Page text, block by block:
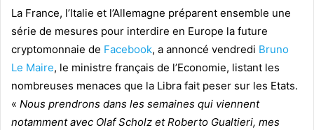
La France, l’Italie et l’Allemagne préparent ensemble une
série de mesures pour interdire en Europe la future
cryptomonnaie de Facebook, a annoncé vendredi Bruno
Le Maire, le ministre français de l’Economie, listant les
nombreuses menaces que la Libra fait peser sur les Etats.
« Nous prendrons dans les semaines qui viennent
notamment avec Olaf Scholz et Roberto Gualtieri, mes